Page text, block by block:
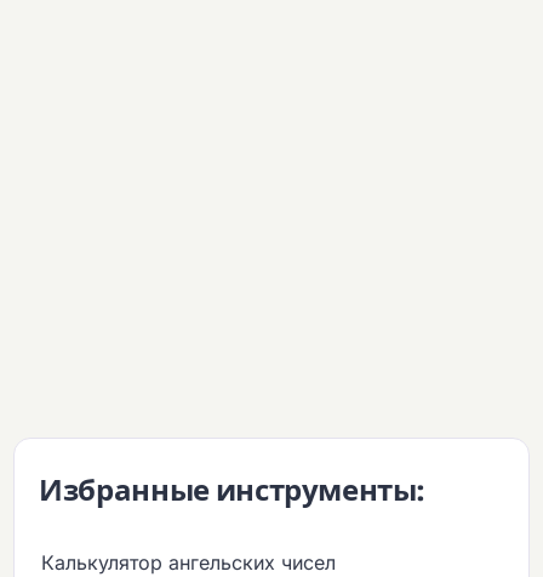
Избранные инструменты:
Калькулятор ангельских чисел